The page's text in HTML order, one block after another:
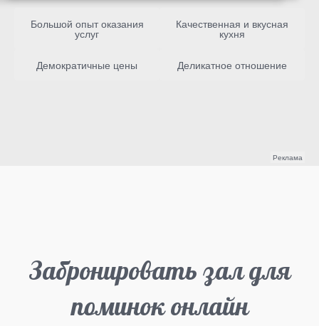
Большой опыт оказания
услуг
Качественная и вкусная
кухня
Демократичные цены Деликатное отношение
Реклама
Забронировать зал для
поминок онлайн